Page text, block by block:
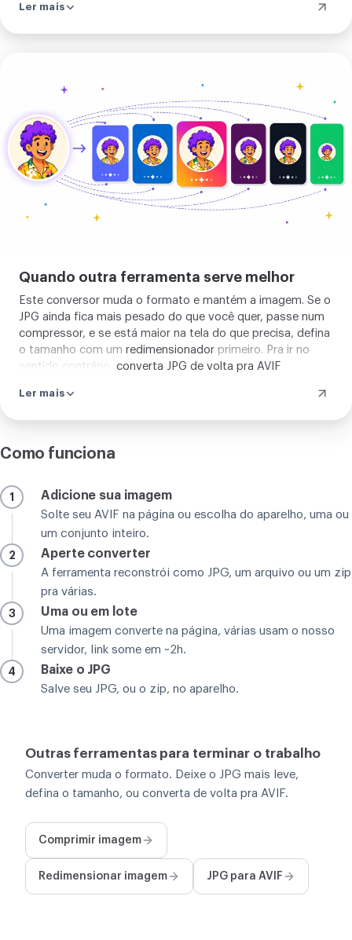
no instante em que você o tem. Dá pra confirmar no painel
Ler mais
Quando outra ferramenta serve melhor
Este conversor muda o formato e mantém a imagem. Se o
JPG ainda fica mais pesado do que você quer, passe num
compressor, e se está maior na tela do que precisa, defina
o tamanho com um redimensionador primeiro. Pra ir no
sentido contrário, converta JPG de volta pra AVIF
Ler mais
Como funciona
1 Adicione sua imagem
Solte seu AVIF na página ou escolha do aparelho, uma ou
um conjunto inteiro.
2 Aperte converter
A ferramenta reconstrói como JPG, um arquivo ou um zip
pra várias.
3 Uma ou em lote
Uma imagem converte na página, várias usam o nosso
servidor, link some em ~2h.
4 Baixe o JPG
Salve seu JPG, ou o zip, no aparelho.
Outras ferramentas para terminar o trabalho
Converter muda o formato. Deixe o JPG mais leve,
defina o tamanho, ou converta de volta pra AVIF.
Comprimir imagem
Redimensionar imagem JPG para AVIF